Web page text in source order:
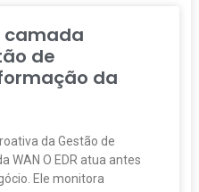
camada
de
da
da Gestão de
WAN O EDR atua antes
Ele monitora